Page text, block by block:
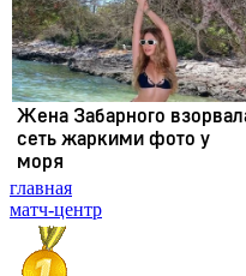
главная
матч-центр